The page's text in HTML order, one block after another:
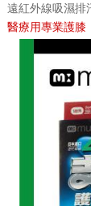
遠紅外線吸濕排
醫療用專業護膝